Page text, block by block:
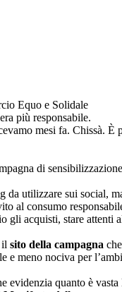
Equo e Solidale
più responsabile.
mesi fa. Chissà. È
di
da utilizzare sui social,
al consumo
gli acquisti, stare
il sito della campagna
e meno nociva per
evidenzia quanto è